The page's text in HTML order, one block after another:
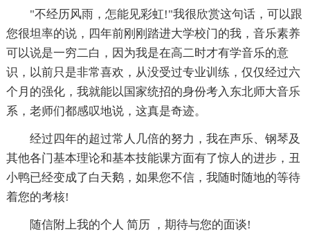
"不经历风雨，怎能见彩虹!"我很欣赏这句话，可以跟
您很坦率的说，四年前刚刚踏进大学校门的我，音乐素养
可以说是一穷二白，因为我是在高二时才有学音乐的意
识，以前只是非常喜欢，从没受过专业训练，仅仅经过六
个月的强化，我就能以国家统招的身份考入东北师大音乐
系，老师们都感叹地说，这真是奇迹。
经过四年的超过常人几倍的努力，我在声乐、钢琴及
其他各门基本理论和基本技能课方面有了惊人的进步，丑
小鸭已经变成了白天鹅，如果您不信，我随时随地的等待
着您的考核!
随信附上我的个人 简历 ，期待与您的面谈!